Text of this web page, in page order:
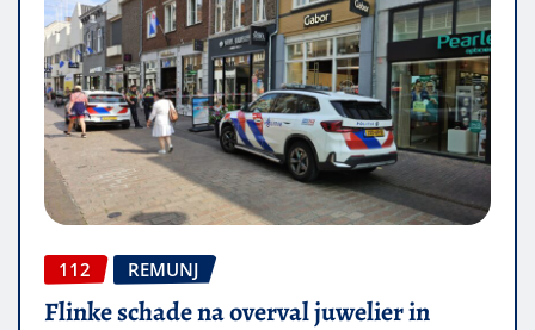
112 REMUNJ
Flinke schade na overval juwelier in